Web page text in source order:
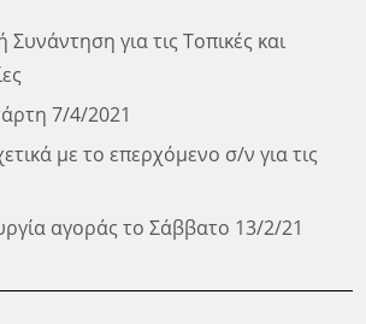
Συνάντηση για τις Τοπικές και
7/4/2021
με το επερχόμενο σ/ν για τις
αγοράς το Σάββατο 13/2/21